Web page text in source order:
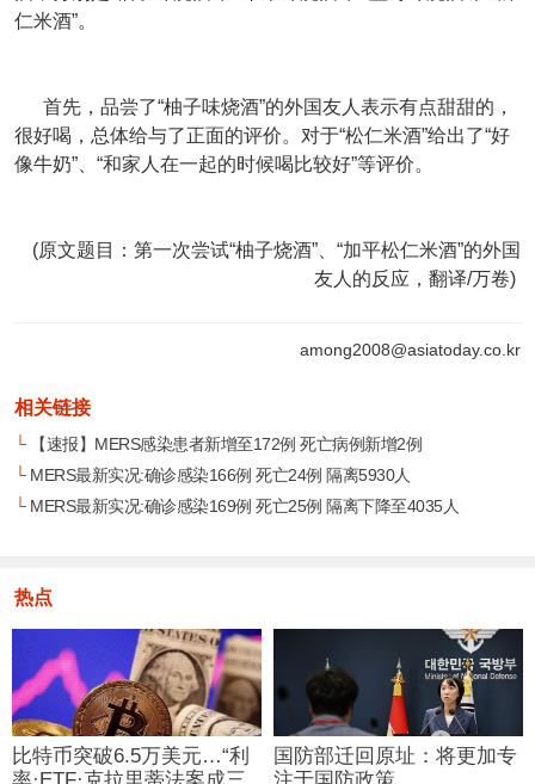
仁米酒”。
首先，品尝了“柚子味烧酒”的外国友人表示有点甜甜的，
很好喝，总体给与了正面的评价。对于“松仁米酒”给出了“好
像牛奶”、“和家人在一起的时候喝比较好”等评价。
(原文题目：第一次尝试“柚子烧酒”、“加平松仁米酒”的外国
友人的反应，翻译/万卷)
among2008@asiatoday.co.kr
相关链接
└【速报】MERS感染患者新增至172例 死亡病例新增2例
└MERS最新实况:确诊感染166例 死亡24例 隔离5930人
└MERS最新实况:确诊感染169例 死亡25例 隔离下降至4035人
热点
比特币突破6.5万美元…“利
国防部迁回原址：将更加专